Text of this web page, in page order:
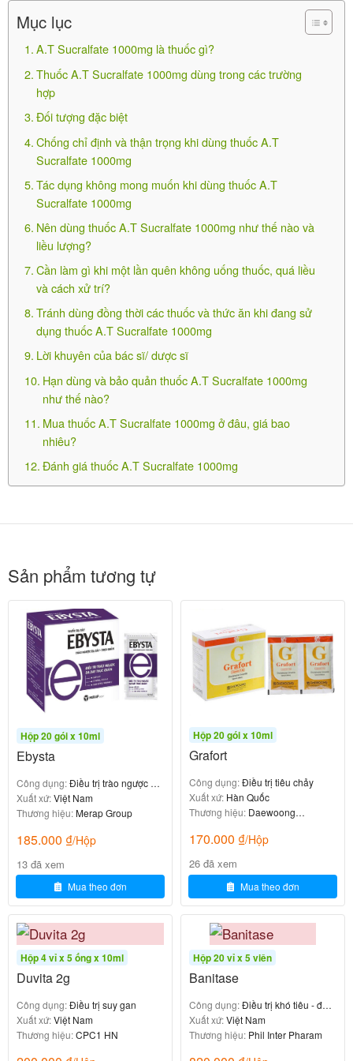
Lái xe và vận hành máy móc
-Thuốc gây buồn ngủ, mệt mỏi, đau đầu, chóng mặt
không nên lái xe và vận hành máy móc.
Tác dụng không mong muốn khi dùng
thuốc A.T Sucralfate 1000mg
Eslo 20mg
390.000₫
-Táo bón.
-Buồn nôn, nôn.
-Tiêu chảy.
-Đầy bụng.
-Khó tiêu.
-Đầy hơi.
-Hoa mắt.
-Choáng mặt.
-Mất ngủ.
-Đau lưng.
-Đau đầu.
-Khó thở.
-Viêm mũi.
Thông báo ngay cho bác sĩ nếu gặp các
triệu chứng sau:
-Buồn nôn, nôn.
-Tiêu chảy.
-Chóng mặt.
-Hoa mắt.
Nên dùng thuốc A.T Sucralfate
Mục lục
A.T Sucralfate 1000mg là thuốc gì?
Thuốc A.T Sucralfate 1000mg dùng trong các trường
hợp
Đối tượng đặc biệt
Chống chỉ định và thận trọng khi dùng thuốc A.T
Sucralfate 1000mg
Tác dụng không mong muốn khi dùng thuốc A.T
Sucralfate 1000mg
Nên dùng thuốc A.T Sucralfate 1000mg như thế nào và
liều lượng?
Cần làm gì khi một lần quên không uống thuốc, quá liều
và cách xử trí?
Tránh dùng đồng thời các thuốc và thức ăn khi đang sử
dụng thuốc A.T Sucralfate 1000mg
Lời khuyên của bác sĩ/ dược sĩ
Hạn dùng và bảo quản thuốc A.T Sucralfate 1000mg
như thế nào?
Mua thuốc A.T Sucralfate 1000mg ở đâu, giá bao
nhiêu?
Đánh giá thuốc A.T Sucralfate 1000mg
Sản phẩm tương tự
Hộp 20 gói x 10ml
Ebysta
Công dụng:Điều trị trào ngược dạ
dày thực quản
Xuất xứ:Việt Nam
Thương hiệu:Merap Group
185.000 ₫/Hộp
13 đã xem
Mua theo đơn
Hộp 20 gói x 10ml
Grafort
Công dụng:Điều trị tiêu chảy
Xuất xứ: Hàn Quốc
Thương hiệu: Daewoong
170.000 ₫/Hộp
26 đã xem
Mua theo đơn
Hộp 4 vỉ x 5 ống x 10ml
Duvita 2g
Công dụng:Điều trị suy gan
Xuất xứ:Việt Nam
Thương hiệu:CPC1 HN
Hộp 20 vỉ x 5 viên
Banitase
Công dụng:Điều trị khó tiêu - đầy
hơi
Xuất xứ:Việt Nam
Thương hiệu: Phil Inter Pharam